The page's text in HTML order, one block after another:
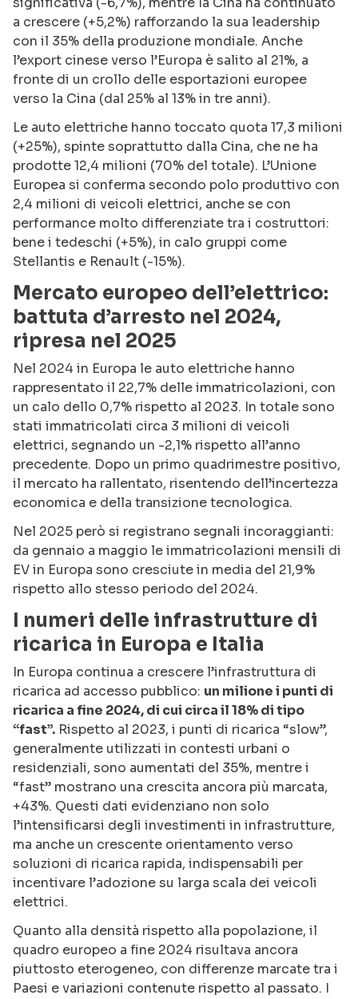
a crescere (+5,2%) rafforzando la sua leadership
con il 35% della produzione mondiale. Anche
l’export cinese verso l’Europa è salito al 21%, a
fronte di un crollo delle esportazioni europee
verso la Cina (dal 25% al 13% in tre anni).
Le auto elettriche hanno toccato quota 17,3 milioni
(+25%), spinte soprattutto dalla Cina, che ne ha
prodotte 12,4 milioni (70% del totale). L’Unione
Europea si conferma secondo polo produttivo con
2,4 milioni di veicoli elettrici, anche se con
performance molto differenziate tra i costruttori:
bene i tedeschi (+5%), in calo gruppi come
Stellantis e Renault (-15%).
Mercato europeo dell’elettrico:
battuta d’arresto nel 2024,
ripresa nel 2025
Nel 2024 in Europa le auto elettriche hanno
rappresentato il 22,7% delle immatricolazioni, con
un calo dello 0,7% rispetto al 2023. In totale sono
stati immatricolati circa 3 milioni di veicoli
elettrici, segnando un -2,1% rispetto all’anno
precedente. Dopo un primo quadrimestre positivo,
il mercato ha rallentato, risentendo dell’incertezza
economica e della transizione tecnologica.
Nel 2025 però si registrano segnali incoraggianti:
da gennaio a maggio le immatricolazioni mensili di
EV in Europa sono cresciute in media del 21,9%
rispetto allo stesso periodo del 2024.
I numeri delle infrastrutture di
ricarica in Europa e Italia
In Europa continua a crescere l’infrastruttura di
ricarica ad accesso pubblico: un milione i punti di
ricarica a fine 2024, di cui circa il 18% di tipo
“fast”. Rispetto al 2023, i punti di ricarica “slow”,
generalmente utilizzati in contesti urbani o
residenziali, sono aumentati del 35%, mentre i
“fast” mostrano una crescita ancora più marcata,
+43%. Questi dati evidenziano non solo
l’intensificarsi degli investimenti in infrastrutture,
ma anche un crescente orientamento verso
soluzioni di ricarica rapida, indispensabili per
incentivare l’adozione su larga scala dei veicoli
elettrici.
Quanto alla densità rispetto alla popolazione, il
quadro europeo a fine 2024 risultava ancora
piuttosto eterogeneo, con differenze marcate tra i
Paesi e variazioni contenute rispetto al passato. I